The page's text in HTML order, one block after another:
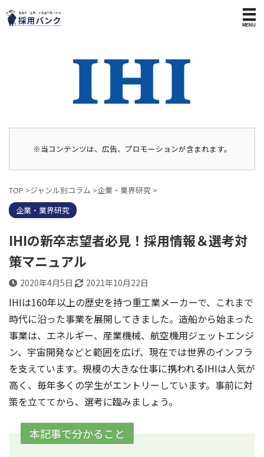
※当コンテンツは、広告、プロモーションが含まれます。
TOP >ジャンル別コラム >企業・業界研究 >
企業・業界研究
IHIの新卒志望者必見！採用情報＆選考対
策マニュアル
2020年4月5日 2021年10月22日
IHIは160年以上の歴史を持つ重工業メーカーで、これまで
時代に沿った事業を展開してきました。造船から始まった
事業は、エネルギー、産業機械、航空機用ジェットエンジ
ン、宇宙開発などと範囲を広げ、現在では世界のインフラ
を支えています。規模の大きな仕事に携われるIHIは人気が
高く、毎年多くの学生がエントリーしています。事前に対
策を立ててから、選考に臨みましょう。
本記事で分かること